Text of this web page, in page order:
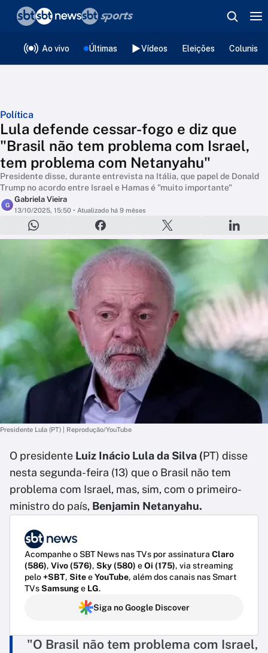
Ao vivo Últimas Vídeos Eleições
Política
Lula defende cessar-fogo e diz que
"Brasil não tem problema com Israel,
tem problema com Netanyahu"
Presidente disse, durante entrevista na Itália, que papel de Donald
Trump no acordo entre Israel e Hamas é "muito importante"
G
Gabriela Vieira
13/10/2025, 15:50 • Atualizado há 9 mêses
Presidente Lula (PT) | Reprodução/YouTube
O presidente Luiz Inácio Lula da Silva (PT) disse
nesta segunda-feira (13) que o Brasil não tem
problema com Israel, mas, sim, com o primeiro-
ministro do país, Benjamin Netanyahu.
Acompanhe o SBT News nas TVs por assinatura Claro
(586), Vivo (576), Sky (580) eOi (175), via streaming
pelo+SBT, SiteeYouTube, além dos canais nas Smart
TVsSamsunge LG.
Siga no Google Discover
"O Brasil não tem problema com Israel,
❮voltar
Editorias